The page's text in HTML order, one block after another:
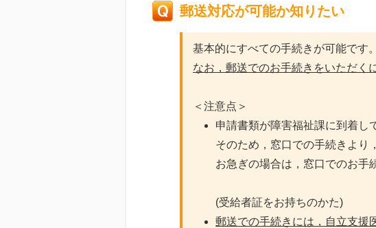
郵送対応が可能か知りたい
基本的にすべての手続きが可能です。
なお，郵送でのお手続きをいただく
＜注意点＞
申請書類が障害福祉課に到着し
そのため，窓口での手続きより
お急ぎの場合は，窓口でのお手
(受給者証をお持ちのかた)
郵送での手続きには，自立支援